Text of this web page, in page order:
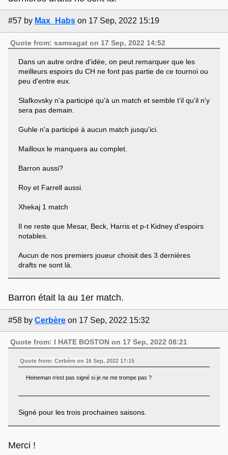
#57 by Max_Habs on 17 Sep, 2022 15:19
Quote from: samsagat on 17 Sep, 2022 14:52
Dans un autre ordre d'idée, on peut remarquer que les
meilleurs espoirs du CH ne font pas partie de ce tournoi ou
peu d'entre eux.
Slafkovsky n'a participé qu'à un match et semble t'il qu'il n'y
sera pas demain.
Guhle n'a participé à aucun match jusqu'ici.
Mailloux le manquera au complet.
Barron aussi?
Roy et Farrell aussi.
Xhekaj 1 match
Il ne reste que Mesar, Beck, Harris et p-t Kidney d'espoirs
notables.
Aucun de nos premiers joueur choisit des 3 dernières
drafts ne sont là.
Barron était la au 1er match.
#58 by Cerbère on 17 Sep, 2022 15:32
Quote from: I HATE BOSTON on 17 Sep, 2022 08:21
Quote from: Cerbère on 16 Sep, 2022 17:15
Heineman n'est pas signé si je ne me trompe pas ?
Signé pour les trois prochaines saisons.
Merci !